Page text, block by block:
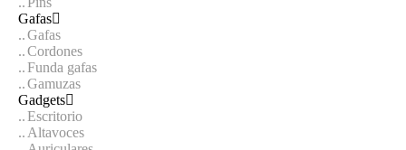
Gafas
Gafas
Cordones
Funda gafas
Gamuzas
Gadgets
Escritorio
Altavoces